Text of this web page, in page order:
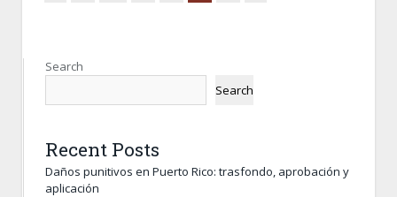
Search
Search
Recent Posts
Daños punitivos en Puerto Rico: trasfondo, aprobación y
aplicación